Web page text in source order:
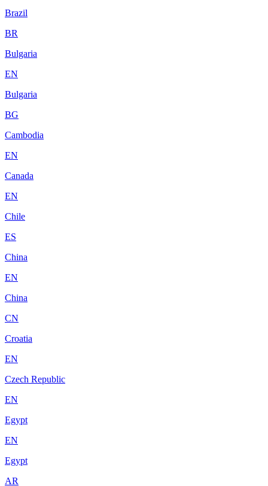
Brazil
BR
Bulgaria
EN
Bulgaria
BG
Cambodia
EN
Canada
EN
Chile
ES
China
EN
China
CN
Croatia
EN
Czech Republic
EN
Egypt
EN
Egypt
AR